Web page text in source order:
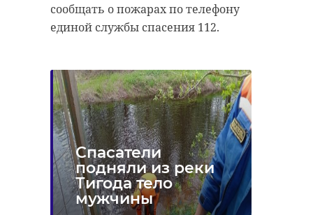
сообщать о пожарах по телефону
единой службы спасения 112.
Спасатели
подняли из реки
Тигода тело
мужчины
статистика новорожденных
управление загс
Поделиться статьей:
Чин отпевания совершил
настоятель местного храма
апостолов Петра и Павла Михаил
Николаев.